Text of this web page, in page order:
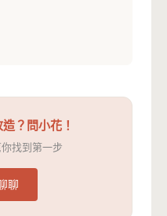
？問小花！
找到第一步
聊